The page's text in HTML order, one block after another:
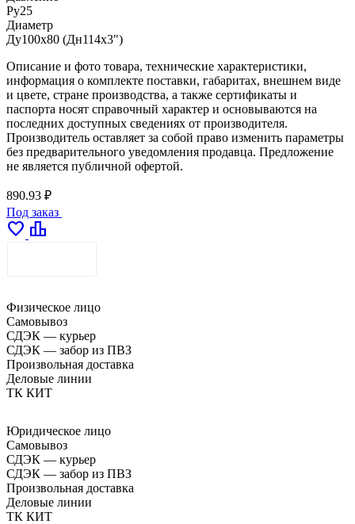
Ру25
Диаметр
Ду100х80 (Дн114х3")
Описание и фото товара, технические характеристики,
информация о комплекте поставки, габаритах, внешнем виде
и цвете, стране производства, а также сертификаты и
паспорта носят справочный характер и основываются на
последних доступных сведениях от производителя.
Производитель оставляет за собой право изменить параметры
без предварительного уведомления продавца. Предложение
не является публичной офертой.
890.93 ₽
Под заказ
favorite leaderboard
Физическое лицо
Самовывоз
СДЭК — курьер
СДЭК — забор из ПВЗ
Произвольная доставка
Деловые линии
ТК КИТ
Юридическое лицо
Самовывоз
СДЭК — курьер
СДЭК — забор из ПВЗ
Произвольная доставка
Деловые линии
ТК КИТ